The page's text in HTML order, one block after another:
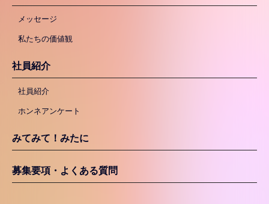
メッセージ
私たちの価値観
社員紹介
社員紹介
ホンネアンケート
みてみて！みたに
募集要項・よくある質問